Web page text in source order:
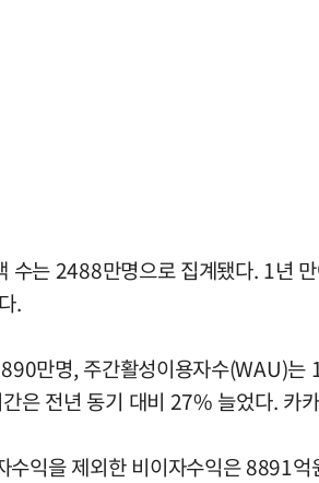
수는 2488만명으로 집계됐다. 1년
.
만명, 주간활성이용자수(WAU)
은 전년 동기 대비 27% 늘었다. 카
수익을 제외한 비이자수익은 8891